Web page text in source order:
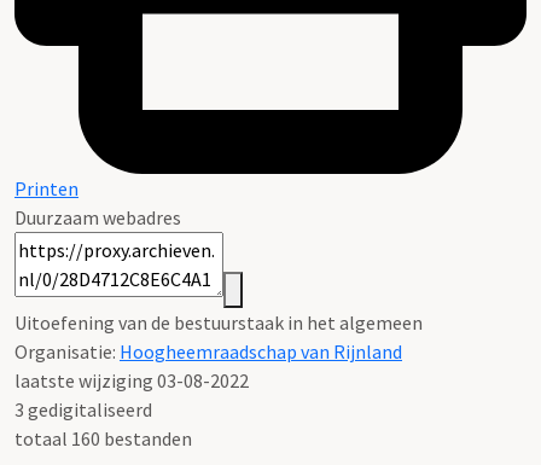
Printen
Duurzaam webadres
Uitoefening van de bestuurstaak in het algemeen
Organisatie: Hoogheemraadschap van Rijnland
laatste wijziging 03-08-2022
3 gedigitaliseerd
totaal 160 bestanden